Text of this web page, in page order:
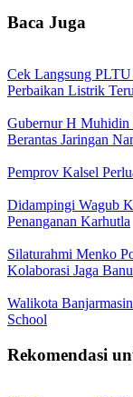
Baca Juga
Cek Langsung
Perbaikan Listrik
Gubernur H Muhidin
Berantas Jaringan
Pemprov Kalsel
Didampingi Wagub
Penanganan Karhutla
Silaturahmi Menko
Kolaborasi Jaga
Walikota
School
Rekomendasi